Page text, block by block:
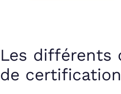
Les différents
de